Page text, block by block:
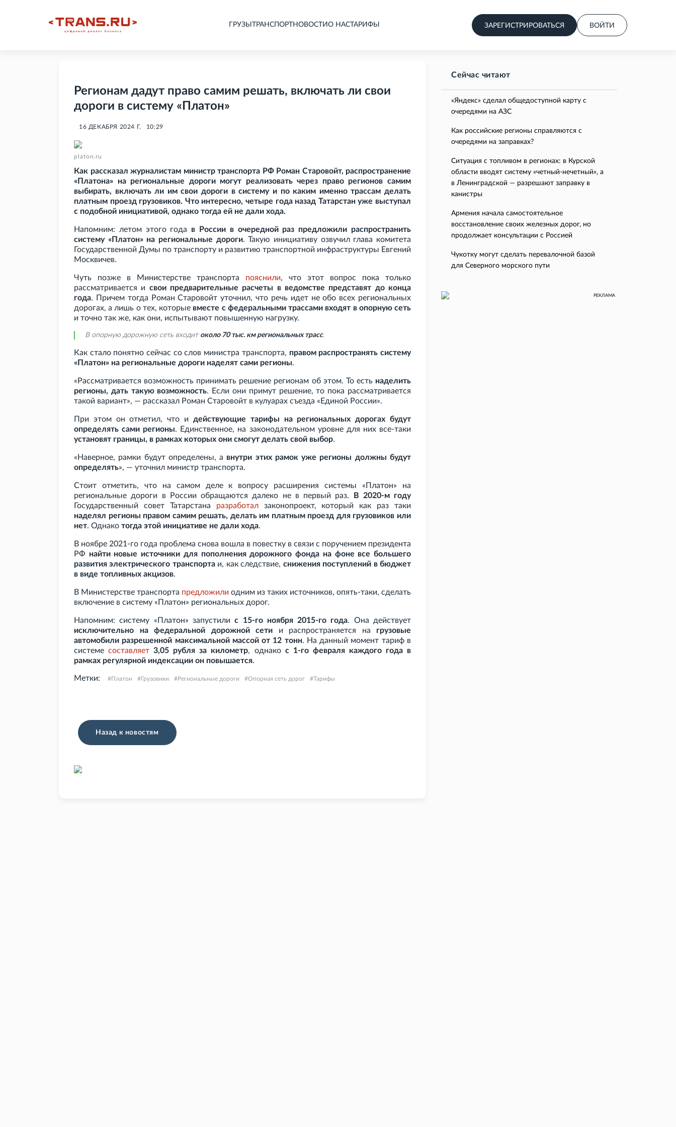
ГРУЗЫ ТРАНСПОРТНОВОСТИ О НАСТАРИФЫ ЗАРЕГИСТРИРОВАТЬСЯ ВОЙТИ
Регионам дадут право самим решать, включать ли свои
дороги в систему «Платон»
16 ДЕКАБРЯ 2024 Г. 10:29
platon.ru
Как рассказал журналистам министр транспорта РФ Роман Старовойт, распространение
«Платона» на региональные дороги могут реализовать через право регионов самим
выбирать, включать ли им свои дороги в систему и по каким именно трассам делать
платным проезд грузовиков. Что интересно, четыре года назад Татарстан уже выступал
с подобной инициативой, однако тогда ей не дали хода.
Напомним: летом этого года в России в очередной раз предложили распространить
систему «Платон» на региональные дороги. Такую инициативу озвучил глава комитета
Государственной Думы по транспорту и развитию транспортной инфраструктуры Евгений
Москвичев.
Чуть позже в Министерстве транспорта пояснили, что этот вопрос пока только
рассматривается и свои предварительные расчеты в ведомстве представят до конца
года. Причем тогда Роман Старовойт уточнил, что речь идет не обо всех региональных
дорогах, а лишь о тех, которые вместе с федеральными трассами входят в опорную сеть
и точно так же, как они, испытывают повышенную нагрузку.
В опорную дорожную сеть входит около 70 тыс. км региональных трасс.
Как стало понятно сейчас со слов министра транспорта, правом распространять систему
«Платон» на региональные дороги наделят сами регионы.
«Рассматривается возможность принимать решение регионам об этом. То есть наделить
регионы, дать такую возможность. Если они примут решение, то пока рассматривается
такой вариант», — рассказал Роман Старовойт в кулуарах съезда «Единой России».
При этом он отметил, что и действующие тарифы на региональных дорогах будут
определять сами регионы. Единственное, на законодательном уровне для них все-таки
установят границы, в рамках которых они смогут делать свой выбор.
«Наверное, рамки будут определены, а внутри этих рамок уже регионы должны будут
определять», — уточнил министр транспорта.
Стоит отметить, что на самом деле к вопросу расширения системы «Платон» на
региональные дороги в России обращаются далеко не в первый раз.
В 2020-м году
Государственный совет Татарстана разработалзаконопроект, который как раз таки
наделял регионы правом самим решать, делать им платным проезд для грузовиков или
нет. Однако тогда этой инициативе не дали хода.
В ноябре 2021-го года проблема снова вошла в повестку в связи с поручением президента
РФ найти новые источники для пополнения дорожного фонда на фоне все большего
развития электрического транспортаи, как следствие, снижения поступлений в бюджет
в виде топливных акцизов.
В Министерстве транспорта предложили одним из таких источников, опять-таки, сделать
включение в систему «Платон» региональных дорог.
Напомним: систему «Платон» запустилис 15-го ноября 2015-го года. Она действует
исключительно на федеральной дорожной сети и распространяется на грузовые
автомобили разрешенной максимальной массой от 12 тонн. На данный момент тариф в
системесоставляет 3,05 рубля за километр, однако с 1-го февраля каждого года в
рамках регулярной индексации он повышается.
Метки: Платон Грузовики Региональные дороги Опорная сеть дорог Тарифы
Назад к новостям
Сейчас читают
«Яндекс» сделал общедоступной карту с
очередями на АЗС
Как российские регионы справляются с
очередями на заправках?
Ситуация с топливом в регионах: в Курской
области вводят систему «четный-нечетный», а
в Ленинградской — разрешают заправку в
канистры
Армения начала самостоятельное
восстановление своих железных дорог, но
продолжает консультации с Россией
Чукотку могут сделать перевалочной базой
для Северного морского пути
РЕКЛАМА